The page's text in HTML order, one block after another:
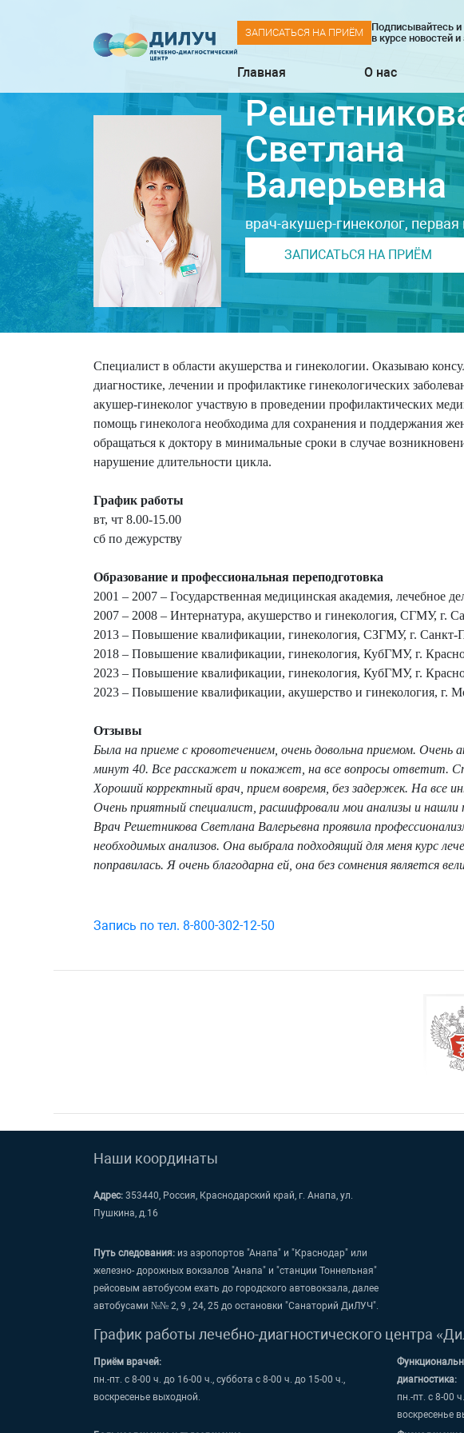
ЗАПИСАТЬСЯ НА ПРИЁМ
Подписывайтесь и
в курсе новостей
Главная О нас
Светлана
Валерьевна
врач-акушер-гинеколог, первая
ЗАПИСАТЬСЯ НА ПРИЁМ
Специалист в области акушерства и гинекологии. Оказываю
диагностике, лечении и профилактике гинекологических
акушер-гинеколог участвую в проведении профилактических
помощь гинеколога необходима для сохранения и поддержания
обращаться к доктору в минимальные сроки в случае
нарушение длительности цикла.
График работы
вт, чт 8.00-15.00
сб по дежурству
Образование и профессиональная переподготовка
2001 – 2007 – Государственная медицинская академия, лечебное
2007 – 2008 – Интернатура, акушерство и гинекология, СГМУ, г.
2013 – Повышение квалификации, гинекология, СЗГМУ, г. Санкт-
2018 – Повышение квалификации, гинекология, КубГМУ, г.
2023 – Повышение квалификации, гинекология, КубГМУ, г.
2023 – Повышение квалификации, акушерство и гинекология, г.
Отзывы
Была на приеме с кровотечением, очень довольна приемом. Очень
минут 40. Все расскажет и покажет, на все вопросы ответит.
Хороший корректный врач, прием вовремя, без задержек. На все
Очень приятный специалист, расшифровали мои анализы и нашли
Врач Решетникова Светлана Валерьевна проявила
необходимых анализов. Она выбрала подходящий для меня курс
поправилась. Я очень благодарна ей, она без сомнения является
Запись по тел. 8-800-302-12-50
Наши координаты
Адрес: 353440, Россия, Краснодарский край, г. Анапа, ул.
Пушкина, д.16
Путь следования: из аэропортов "Анапа" и "Краснодар" или
железно- дорожных вокзалов "Анапа" и "станции Тоннельная"
рейсовым автобусом ехать до городского автовокзала, далее
автобусами №№ 2, 9 , 24, 25 до остановки "Санаторий ДиЛУЧ".
График работы лечебно-диагностического центра
Приём врачей:
пн.-пт. с 8-00 ч. до 16-00 ч., суббота с 8-00 ч. до 15-00 ч.,
воскресенье выходной.
диагностика:
пн.-пт. с 8-00
воскресенье